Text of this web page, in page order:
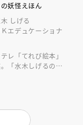
妖怪えほん
しげる
エデュケーショナ
レ「てれび絵本」
「水木しげるの妖